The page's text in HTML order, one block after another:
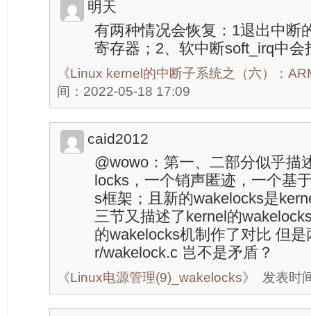
明天
有两种情况会恢复：1退出中断
寄存器；2、软中断soft_irq中会
《Linux kernel的中断子系统之（六）：
间：2022-05-18 17:09
caid2012
@wowo：第一、二部分似乎描
locks，一个销声匿迹，一个基
s框架；且新的wakelocks是
三节又描述了kernel的
的wakelocks机制作了对比 但
r/wakelock.c 岂不是矛盾？
《Linux电源管理(9)_wakelocks》 发表时